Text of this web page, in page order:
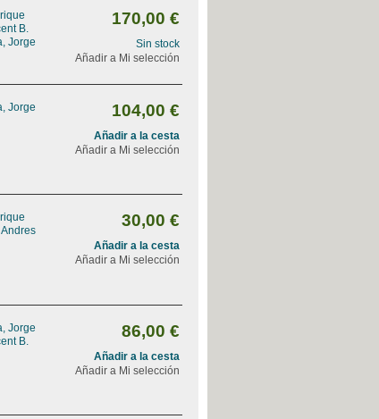
B.
Jorge
170,00 €
Sin stock
Añadir a Mi selección
Jorge 104,00 €
Añadir a la cesta
Añadir a Mi selección
30,00 €
Añadir a la cesta
Añadir a Mi selección
Jorge
B.
86,00 €
Añadir a la cesta
Añadir a Mi selección